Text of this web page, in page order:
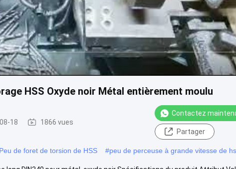
HSS Oxyde noir Métal entièrement moulu
18 1866 vues
Contactez
Partager
Peu de foret de torsion de HSS #peu de perceuse à grande vitesse de